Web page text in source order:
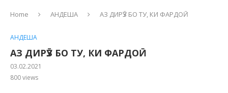
Home АНДЕША АЗ ДИРӮЗ БО ТУ, КИ ФАРДОӢ
АНДЕША
АЗ ДИРӮЗ БО ТУ, КИ ФАРДОӢ
03.02.2021
800views